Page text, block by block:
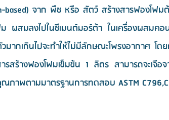
based) จาก พืช หรือ สัตว์ สร้างสารฟองโฟม
ม ผสมลงไปในซีเมนต์มอร์ต้า ในเครื่องผสมค
กเกินไปจะทำให้ไม่มีลักษณะโพรงอากาศ โด
ร้างฟองโฟมเข็มข้น 1 ลิตร สามารถจะเจือ
าพตามมาตรฐานการทดสอบ ASTM